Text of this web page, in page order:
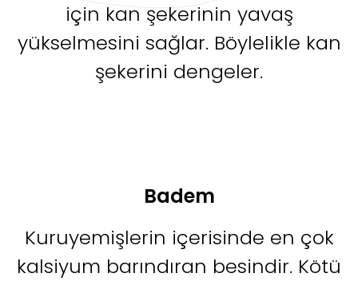
için kan şekerinin yavaş
yükselmesini sağlar. Böylelikle kan
şekerini dengeler.
Badem
Kuruyemişlerin içerisinde en çok
kalsiyum barındıran besindir. Kötü